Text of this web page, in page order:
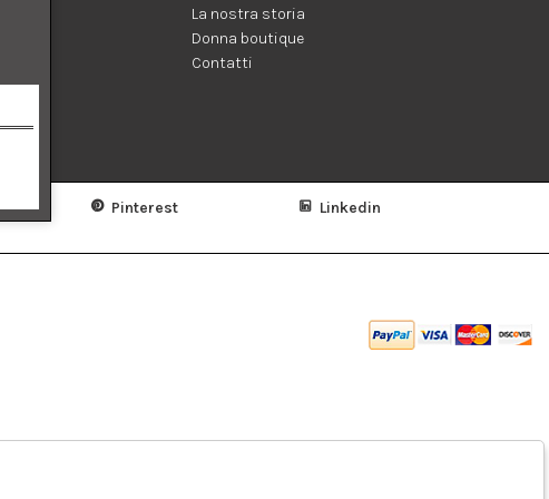
La nostra storia
Donna boutique
Contatti
Pinterest Linkedin